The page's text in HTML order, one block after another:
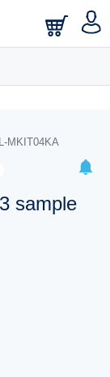
MKIT04KA
sample